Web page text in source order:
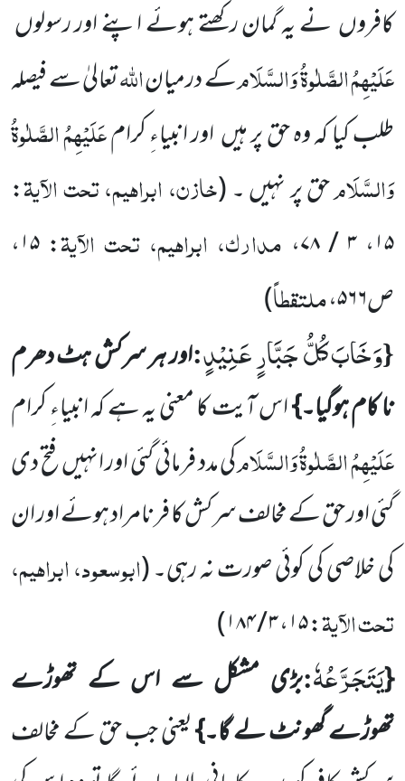
کافروںنے یہ گمان رکھتے ہوئے اپنے اور رسولوں
عَلَیْہِمُ الصَّلٰوۃُ وَالسَّلَامکے درمیاناللّٰہتعالیٰ سے فیصلہ
طلب کیا کہ وہ حق پر ہیںاور انبیاءِ کرامعَلَیْہِمُ الصَّلٰوۃُ
وَالسَّلَامحق پر نہیں ۔(خازن، ابراہیم، تحت الآیۃ:
۱۵، ۳ / ۷۸ ، مدارک، ابراہیم، تحت الآیۃ: ۱۵،
ص۵۶۶،ملتقطاً)
{وَخَابَ کُلُّ جَبَّارٍ عَنِیْدٍ:اور ہر سرکش ہٹ دھرم
نا کام ہوگیا۔}اس آیت کا معنی یہ ہے کہ انبیاءِ کرام
عَلَیْہِمُ الصَّلٰوۃُ وَالسَّلَامکی مدد فرمائی گئی اور انہیںفتح دی
گئی اور حق کے مخالف سرکش کا فر نامراد ہوئے اور ان
کی خلاصی کی کوئی صورت نہ رہی۔(ابوسعود، ابراہیم،
تحت الآیۃ:۱۵،۳ / ۱۸۴
)
{یَتَجَرَّعُهٗ:بڑی مشکل سے اس کے تھوڑے
تھوڑے گھونٹ لے گا۔}یعنی جب حق کے مخالف